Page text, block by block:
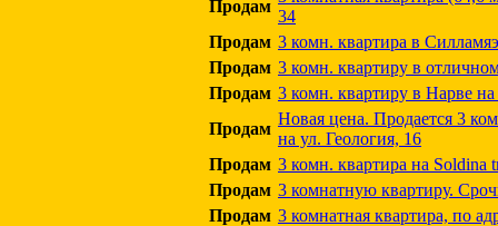
Продам
34
Продам 3 комн. квартира в
Продам 3 комн. квартиру в
Продам 3 комн. квартиру в Нарве на
Продам
Новая цена. Продается 3
на ул. Геология, 16
Продам 3 комн. квартира на Soldina
Продам 3 комнатную квартиру.
Продам 3 комнатная квартира, по